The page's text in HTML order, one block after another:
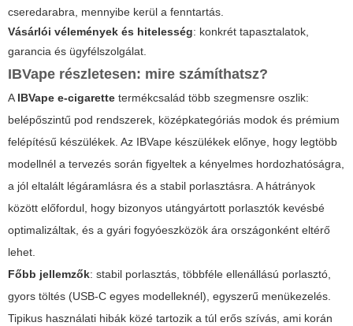
cseredarabra, mennyibe kerül a fenntartás.
Vásárlói vélemények és hitelesség: konkrét tapasztalatok,
garancia és ügyfélszolgálat.
IBVape részletesen: mire számíthatsz?
AIBVape e-cigarette termékcsalád több szegmensre oszlik:
belépőszintű pod rendszerek, középkategóriás modok és prémium
felépítésű készülékek. Az IBVape készülékek előnye, hogy legtöbb
modellnél a tervezés során figyeltek a kényelmes hordozhatóságra,
a jól eltalált légáramlásra és a stabil porlasztásra. A hátrányok
között előfordul, hogy bizonyos utángyártott porlasztók kevésbé
optimalizáltak, és a gyári fogyóeszközök ára országonként eltérő
lehet.
Főbb jellemzők: stabil porlasztás, többféle ellenállású porlasztó,
gyors töltés (USB-C egyes modelleknél), egyszerű menükezelés.
Tipikus használati hibák közé tartozik a túl erős szívás, ami korán